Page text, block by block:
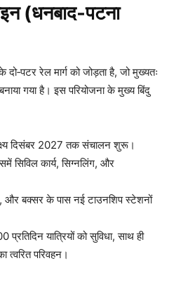
(धनबाद‑पटना
रेल मार्ग को जोड़ता है, जो मुख्यतः
गया है। इस परियोजना के मुख्य बिंदु
दिसंबर 2027 तक संचालन शुरू।
सिविल कार्य, सिग्नलिंग, और
और बक्सर के पास नई टाउनशिप स्टेशनों
यात्रियों को सुविधा, साथ ही
त्वरित परिवहन।